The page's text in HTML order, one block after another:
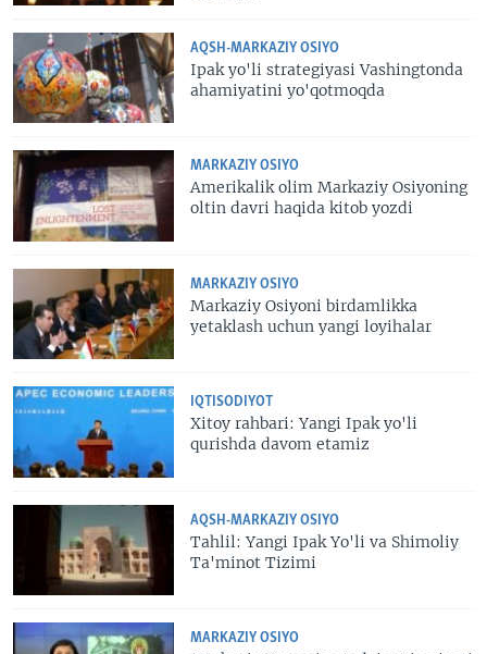
AQSH-MARKAZIY OSIYO
Ipak yo'li strategiyasi Vashingtonda
ahamiyatini yo'qotmoqda
MARKAZIY OSIYO
Amerikalik olim Markaziy Osiyoning
oltin davri haqida kitob yozdi
MARKAZIY OSIYO
Markaziy Osiyoni birdamlikka
yetaklash uchun yangi loyihalar
IQTISODIYOT
Xitoy rahbari: Yangi Ipak yo'li
qurishda davom etamiz
AQSH-MARKAZIY OSIYO
Tahlil: Yangi Ipak Yo'li va Shimoliy
Ta'minot Tizimi
MARKAZIY OSIYO